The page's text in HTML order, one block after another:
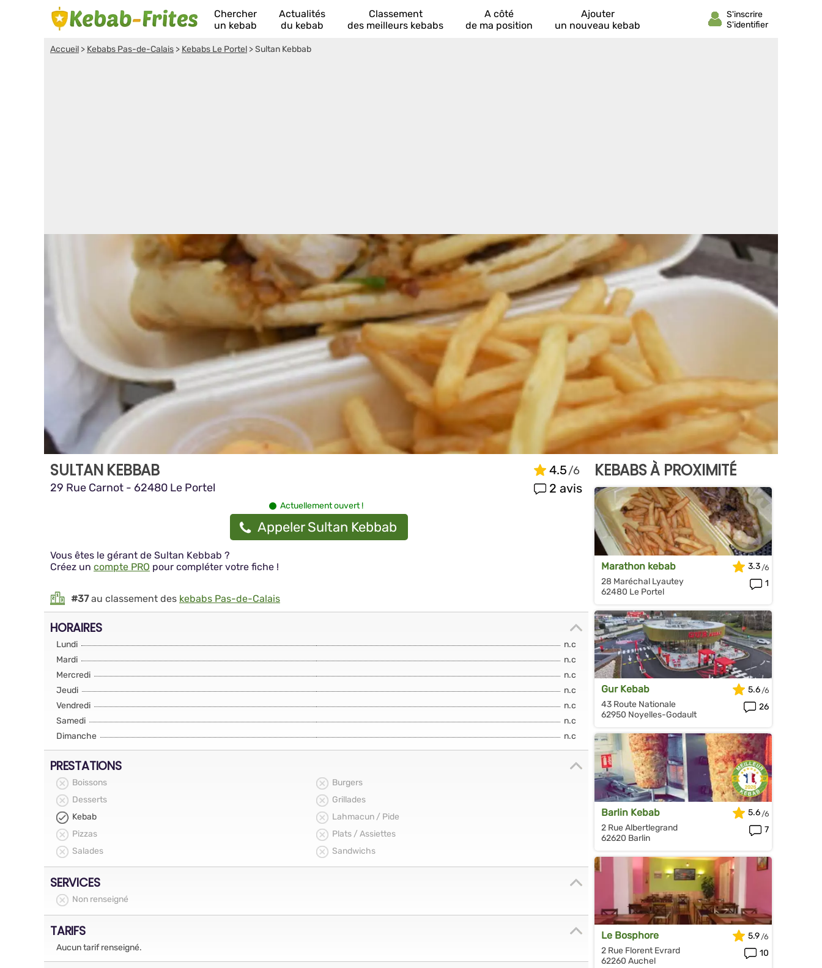
Chercher
un kebab
Actualités
du kebab
Classement
des meilleurs kebabs
A côté
de ma position
Ajouter
un nouveau kebab
Accueil > Kebabs Pas-de-Calais > Kebabs Le Portel >Sultan Kebbab
SULTAN KEBBAB
29 Rue Carnot - 62480 Le Portel
4.5
2 avis
Actuellement ouvert !
Appeler Sultan Kebbab
Vous êtes le gérant de Sultan Kebbab ?
Créez un compte PRO pour compléter votre fiche !
#37au classement des kebabs Pas-de-Calais
HORAIRES
Lundi
n.c
Mardi
n.c
Mercredi
n.c
Jeudi
n.c
Vendredi
n.c
Samedi
n.c
Dimanche
n.c
PRESTATIONS
Boissons
Burgers
Desserts
Grillades
Kebab
Lahmacun / Pide
Pizzas
Plats / Assiettes
Salades
Sandwichs
SERVICES
Non renseigné
TARIFS
Aucun tarif renseigné.
KEBABS À PROXIMITÉ
Marathon kebab
28 Maréchal Lyautey
62480 Le Portel
3.3
1
Gur Kebab
43 Route Nationale
62950 Noyelles-Godault
5.6
26
Barlin Kebab
2 Rue Albertlegrand
62620 Barlin
5.6
7
Le Bosphore
2 Rue Florent Evrard
62260 Auchel
5.9
10